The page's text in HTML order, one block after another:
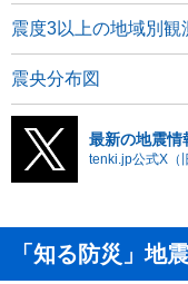
震度3以上の地域別観
震央分布図
最新の地震情
tenki.jp公式X（
「知る防災」地震